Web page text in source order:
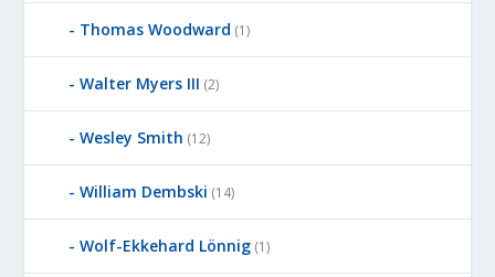
Thomas Woodward (1)
Walter Myers III (2)
Wesley Smith (12)
William Dembski (14)
Wolf-Ekkehard Lönnig (1)